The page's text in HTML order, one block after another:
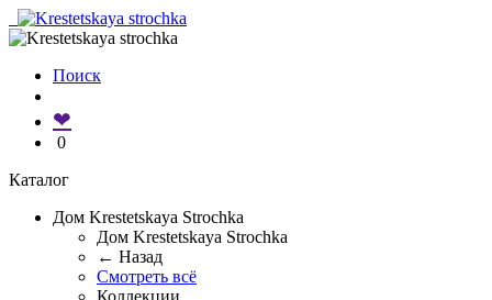
Поиск
❤
0
Каталог
Дом Krestetskaya Strochka
Дом Krestetskaya Strochka
← Назад
Смотреть всё
Коллекции